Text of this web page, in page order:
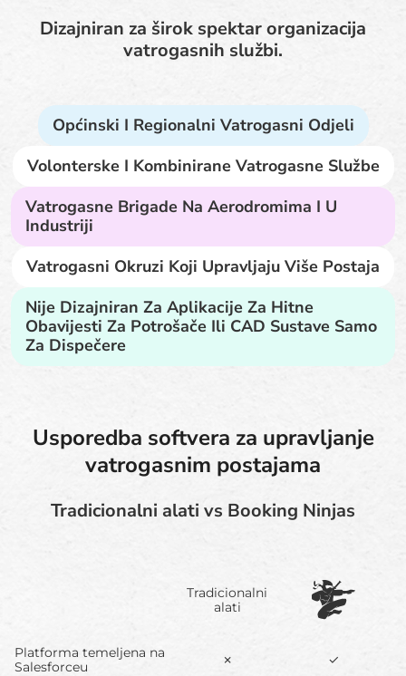
Dizajniran za širok spektar organizacija
vatrogasnih službi.
Općinski I Regionalni Vatrogasni Odjeli
Volonterske I Kombinirane Vatrogasne Službe
Vatrogasne Brigade Na Aerodromima I U
Industriji
Vatrogasni Okruzi Koji Upravljaju Više Postaja
Nije Dizajniran Za Aplikacije Za Hitne
Obavijesti Za Potrošače Ili CAD Sustave Samo
Za Dispečere
Usporedba softvera za upravljanje
vatrogasnim postajama
Tradicionalni alati vs Booking Ninjas
Tradicionalni
alati
Platforma temeljena na
Salesforceu
✗ ✓